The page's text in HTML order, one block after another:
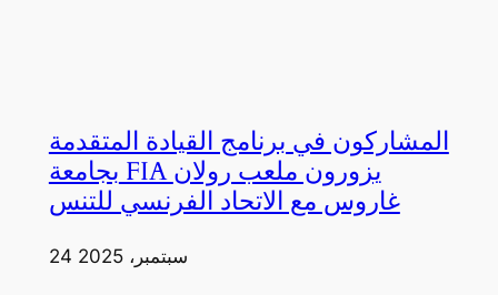
المشاركون في برنامج القيادة المتقدمة
بجامعة FIA يزورون ملعب رولان
غاروس مع الاتحاد الفرنسي للتنس
24 سبتمبر، 2025